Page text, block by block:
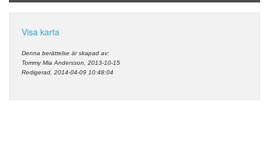
Visa karta
Denna berättelse är skapad av:
Tommy Mia Andersson, 2013-10-15
Redigerad, 2014-04-09 10:48:04